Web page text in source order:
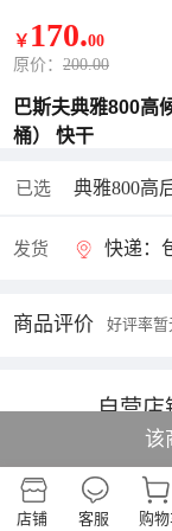
￥ 170.00
原价： 200.00
巴斯夫典雅800高
桶） 快干
已选 典雅800高
发货 快递：
商品评价 好评率暂
自营店
综合体
描述相符 5分
该
店铺 客服 购